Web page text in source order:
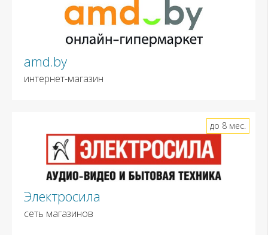
amd.by
интернет-магазин
Электросила
сеть магазинов
до 8 мес.